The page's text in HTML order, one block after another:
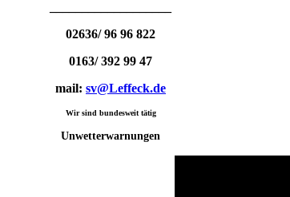
02636/ 96 96 822
0163/ 392 99 47
mail: sv@Leffeck.de
Wir sind bundesweit tätig
Unwetterwarnungen